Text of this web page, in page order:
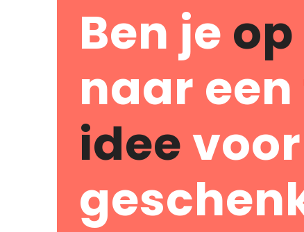
Ben je
naar
idee